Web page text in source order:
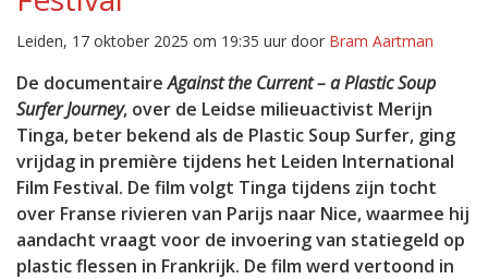
Leiden, 17 oktober 2025 om 19:35 uur door Bram Aartman
De documentaireAgainst the Current – a Plastic Soup
Surfer Journey, over de Leidse milieuactivist Merijn
Tinga, beter bekend als de Plastic Soup Surfer, ging
vrijdag in première tijdens het Leiden International
Film Festival. De film volgt Tinga tijdens zijn tocht
over Franse rivieren van Parijs naar Nice, waarmee hij
aandacht vraagt voor de invoering van statiegeld op
plastic flessen in Frankrijk. De film werd vertoond in